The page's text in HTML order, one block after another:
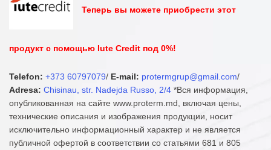
Теперь вы можете приобрести этот
продукт с помощью Iute Credit под 0%!
Telefon: +373 60797079/ E-mail: protermgrup@gmail.com/
Adresa: Chisinau, str. Nadejda Russo, 2/4 *Вся информация,
опубликованная на сайте www.proterm.md, включая цены,
технические описания и изображения продукции, носит
исключительно информационный характер и не является
публичной офертой в соответствии со статьями 681 и 805